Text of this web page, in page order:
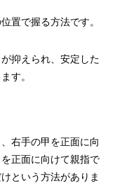
置で握る方法です。
抑えられ、安定した
す。
右手の甲を正面に向
正面に向けて親指で
という方法がありま